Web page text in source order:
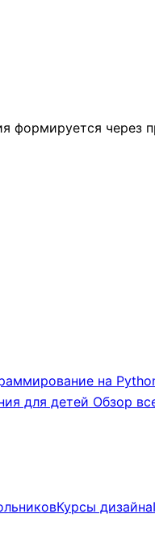
формируется через
на
для детей Обзор
Курсы дизайна